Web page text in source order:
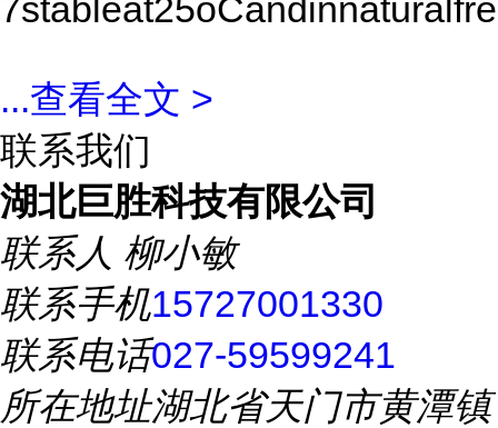
...查看全文 >
联系我们
湖北巨胜科技有限公司
联系人 柳小敏
联系手机15727001330
联系电话027-59599241
所在地址湖北省天门市黄潭镇